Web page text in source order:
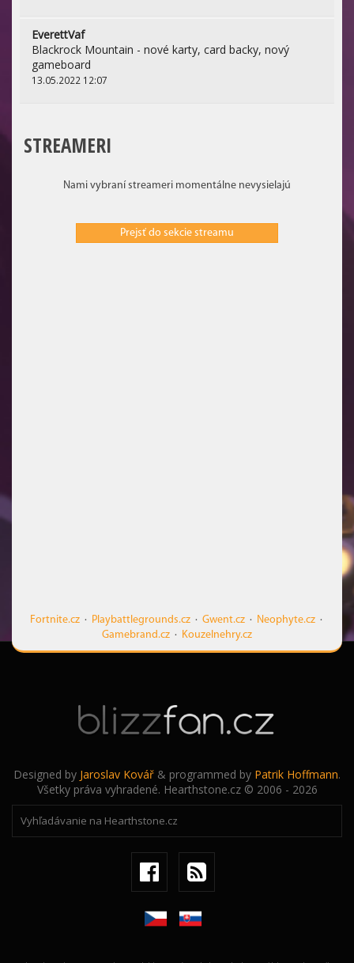
EverettVaf
Blackrock Mountain - nové karty, card backy, nový
gameboard
13.05.2022 12:07
STREAMERI
Nami vybraní streameri momentálne nevysielajú
Prejsť do sekcie streamu
Fortnite.cz· Playbattlegrounds.cz· Gwent.cz· Neophyte.cz·
Gamebrand.cz · Kouzelnehry.cz
Designed by Jaroslav Kovář & programmed by Patrik Hoffmann.
Všetky práva vyhradené. Hearthstone.cz © 2006 - 2026